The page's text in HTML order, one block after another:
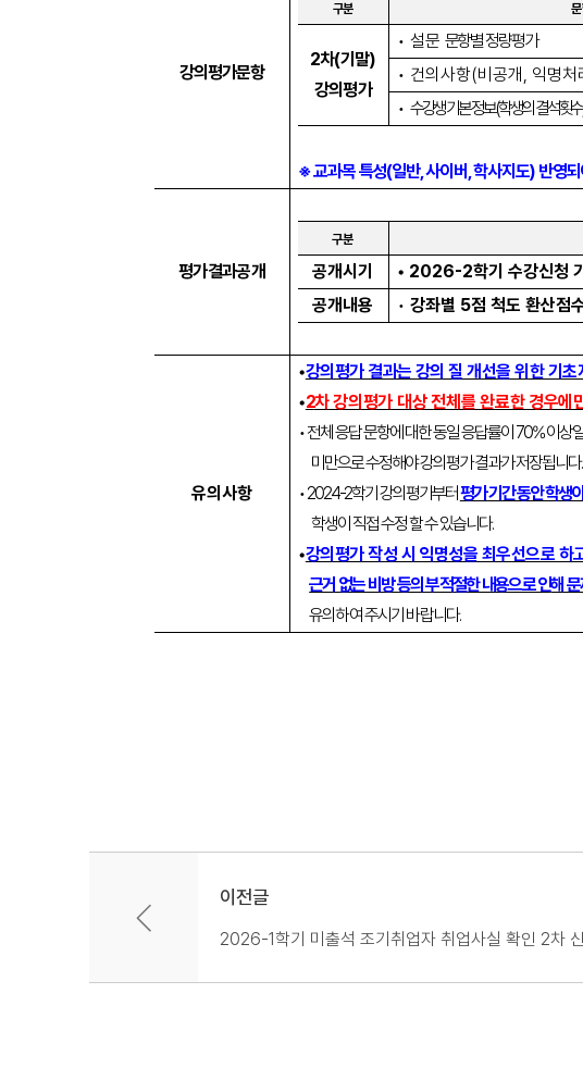
강의평가문항
구분
2차(기말)
강의평가
• 설문 문항별 정량평가
• 건의사항(비공개, 익명처
• 수강생 기본 정보(학생의 결석횟수
※교과목 특성(일반,사이버 ,학사지도) 반영
평가결과공개
구분
공개시기 • 2026-2학기 수강신청
공개내용
• 강좌별 5점 척도 환산점
유의사항
•강의평가 결과는 강의 질 개선을 위한 기
•2차 강의평가 대상 전체를 완료한 경우에
•전체 응답 문항에 대한 동일 응답률이70%이상
미만으로 수정해야 강의평가 결과가 저장됩니다.
•2024-2학기 강의평가부터평가 기간 동안 학생
학생이 직접 수정 할 수 있습니다.
•강의평가 작성 시 익명성을 최우선으로 하
근거 없는 비방 등의 부적절한 내용으로 인해
유의하여 주시기 바랍니다.
이전글
2026-1학기 미출석 조기취업자 취업사실 확인 2차